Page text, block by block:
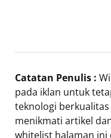
Catatan Penulis :
pada iklan untuk
teknologi
menikmati artikel
whitelist halaman ini